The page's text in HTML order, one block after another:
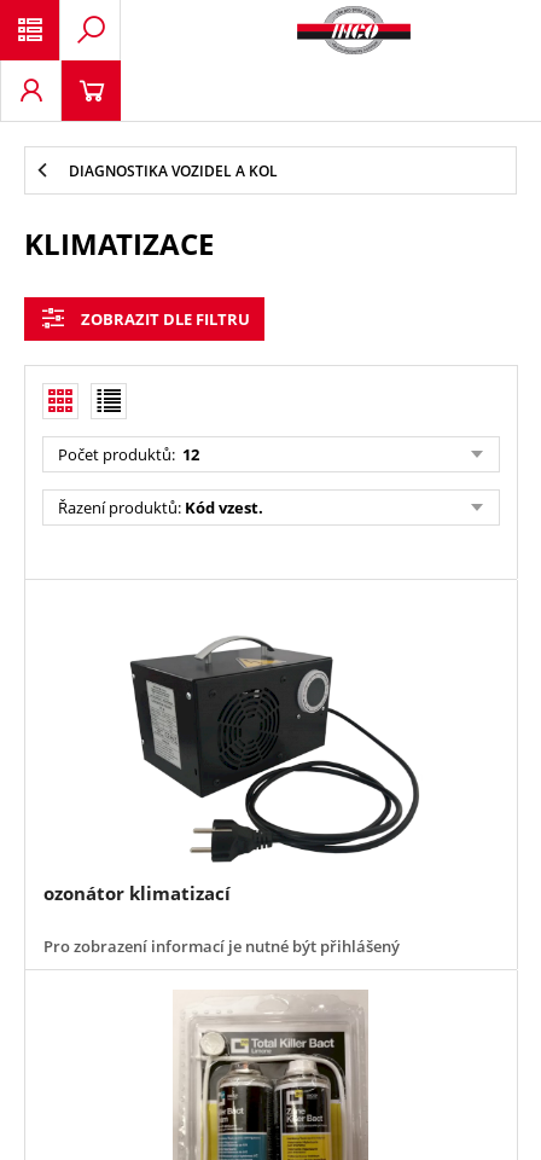
DIAGNOSTIKA VOZIDEL A KOL
KLIMATIZACE
ZOBRAZIT DLE FILTRU
Počet produktů: 12
Řazení produktů: Kód vzest.
ozonátor klimatizací
Pro zobrazení informací je nutné být přihlášený